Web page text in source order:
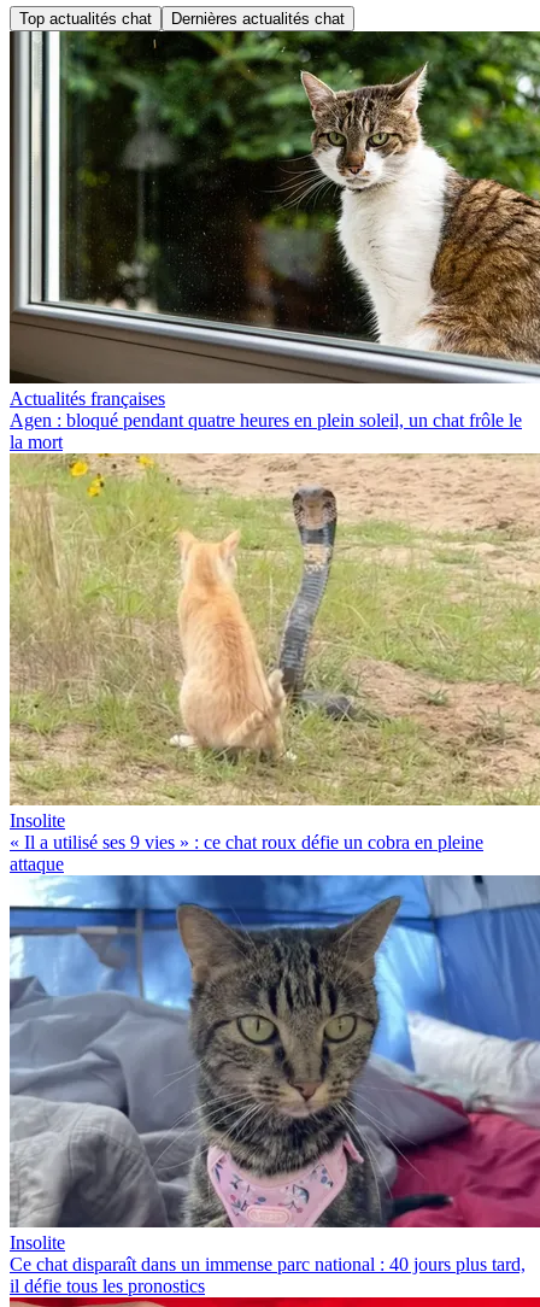
Top actualités chat Dernières actualités chat
Actualités françaises
Agen : bloqué pendant quatre heures en plein soleil, un chat frôle le
la mort
Insolite
« Il a utilisé ses 9 vies » : ce chat roux défie un cobra en pleine
attaque
Insolite
Ce chat disparaît dans un immense parc national : 40 jours plus tard,
il défie tous les pronostics